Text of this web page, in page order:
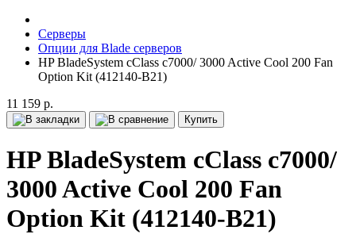
Серверы
Опции для Blade серверов
HP BladeSystem cClass c7000/ 3000 Active Cool 200 Fan
Option Kit (412140-B21)
11 159 р.
Купить
HP BladeSystem cClass c7000/
3000 Active Cool 200 Fan
Option Kit (412140-B21)